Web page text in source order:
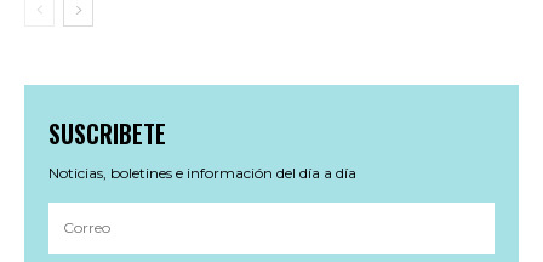
SUSCRIBETE
Noticias, boletines e información del día a día